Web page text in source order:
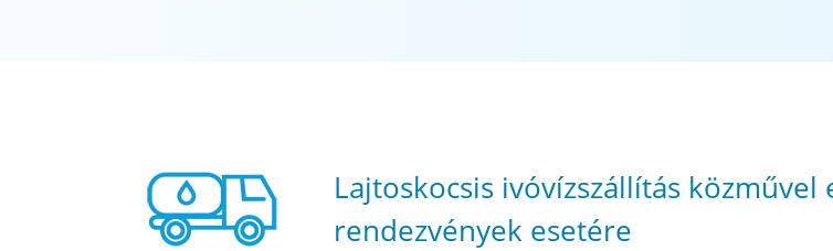
Lajtoskocsis ivóvízszállítás
rendezvények esetére